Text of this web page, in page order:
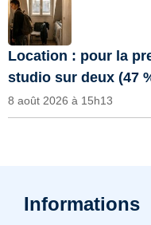
Location : pour la
studio sur deux (47
8 août 2026 à 15h13
Informations